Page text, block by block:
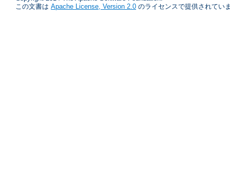
この文書は Apache License, Version 2.0 のライセンスで提供されてい